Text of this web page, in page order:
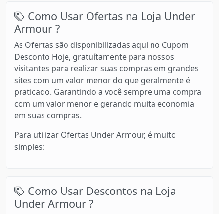
Como Usar Ofertas na Loja Under
Armour ?
As Ofertas são disponibilizadas aqui no Cupom
Desconto Hoje, gratuítamente para nossos
visitantes para realizar suas compras em grandes
sites com um valor menor do que geralmente é
praticado. Garantindo a você sempre uma compra
com um valor menor e gerando muita economia
em suas compras.
Para utilizar Ofertas Under Armour, é muito
simples:
Como Usar Descontos na Loja
Under Armour ?